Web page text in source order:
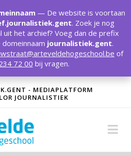
- MEDIAPLATFORM
JOURNALISTIEK
— De website is voortaan
. Zoek je nog
het archief? Voeg dan de prefix
journalistiek.gent.
of
72 00 bij vragen.